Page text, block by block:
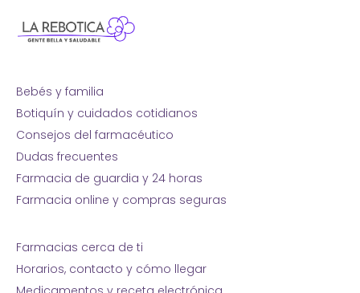
Bebés y familia
Botiquín y cuidados cotidianos
Consejos del farmacéutico
Dudas frecuentes
Farmacia de guardia y 24 horas
Farmacia online y compras seguras
Farmacias cerca de ti
Horarios, contacto y cómo llegar